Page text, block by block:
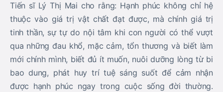
Tiến sĩ Lý Thị Mai cho rằng: Hạnh phúc không chỉ hệ
thuộc vào giá trị vật chất đạt được, mà chính giá trị
tinh thần, sự tự do nội tâm khi con người có thể vượt
qua những đau khổ, mặc cảm, tổn thương và biết làm
mới chính mình, biết đủ ít muốn, nuôi dưỡng lòng từ bi
bao dung, phát huy trí tuệ sáng suốt để cảm nhận
được hạnh phúc ngay trong cuộc sống đời thường.